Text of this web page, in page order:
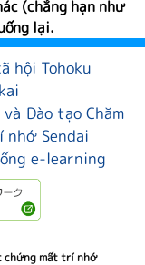
(chẳng hạn như
lại.
hội Tohoku
Đào tạo Chăm
nhớ Sendai
e-learning
chứng mất trí nhớ